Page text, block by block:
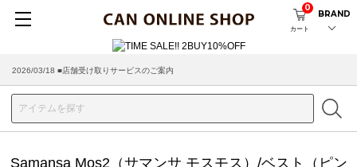
カート
0
BRAND
2026/03/18 ■店舗受け取りサービスのご案内
Samansa Mos2（サマンサ モスモス）/ベスト（ピン